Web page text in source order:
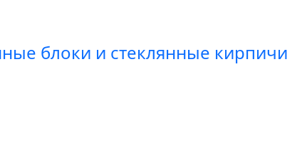
блоки и стеклянные кирпичи